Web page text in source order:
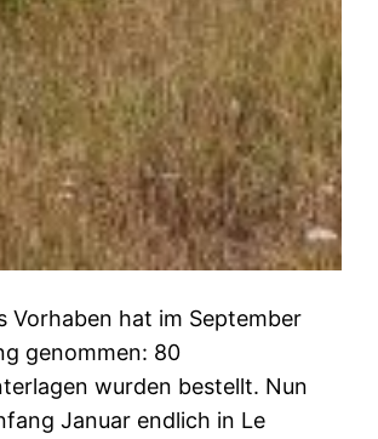
Vorhaben hat im September
genommen: 80
wurden bestellt. Nun
Januar endlich in Le